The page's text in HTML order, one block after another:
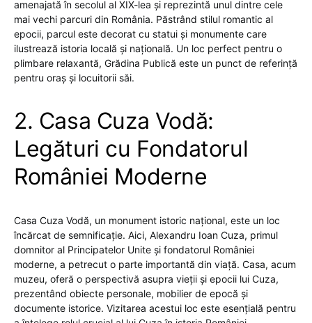
amenajată în secolul al XIX-lea și reprezintă unul dintre cele
mai vechi parcuri din România. Păstrând stilul romantic al
epocii, parcul este decorat cu statui și monumente care
ilustrează istoria locală și națională. Un loc perfect pentru o
plimbare relaxantă, Grădina Publică este un punct de referință
pentru oraș și locuitorii săi.
2. Casa Cuza Vodă:
Legături cu Fondatorul
României Moderne
Casa Cuza Vodă, un monument istoric național, este un loc
încărcat de semnificație. Aici, Alexandru Ioan Cuza, primul
domnitor al Principatelor Unite și fondatorul României
moderne, a petrecut o parte importantă din viață. Casa, acum
muzeu, oferă o perspectivă asupra vieții și epocii lui Cuza,
prezentând obiecte personale, mobilier de epocă și
documente istorice. Vizitarea acestui loc este esențială pentru